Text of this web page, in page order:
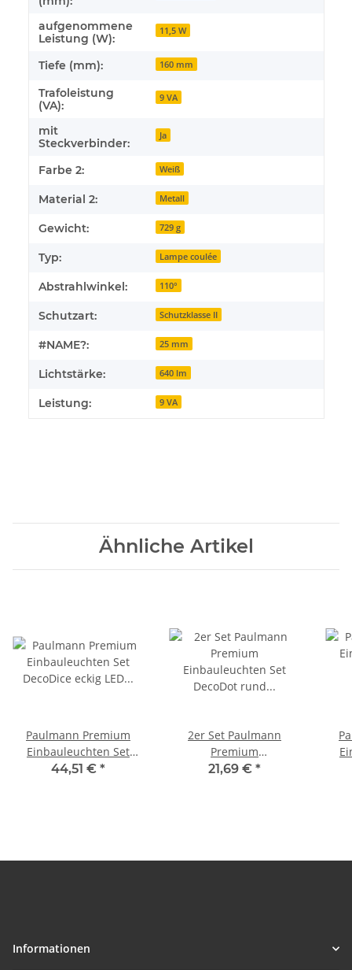
aufgenommene
Leistung (W):
11,5 W
Tiefe (mm): 160 mm
Trafoleistung
(VA):
9 VA
mit
Steckverbinder:
Ja
Farbe 2: Weiß
Material 2: Metall
Gewicht: 729 g
Typ: Lampe coulée
Abstrahlwinkel: 110°
Schutzart: Schutzklasse II
#NAME?: 25 mm
Lichtstärke: 640 lm
Leistung: 9 VA
Ähnliche Artikel
Paulmann Premium
Einbauleuchten Set
DecoDice eckig LED
44,51 € *
2er Set Paulmann
Premium
Einbauleuchten Set
21,69 € *
Informationen